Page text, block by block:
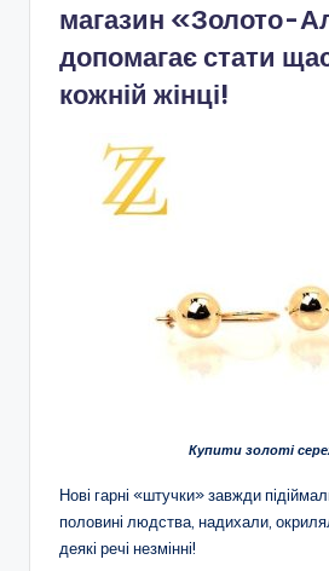
магазин «Золото-
допомагає стати
кожній жінці!
Купити золоті
Нові гарні «штучки» завжди
половині людства, надихали,
деякі речі незмінні!